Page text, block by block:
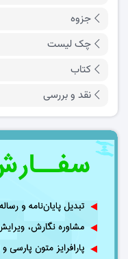
جزوه
چک لیست
کتاب
نقد و بررسی